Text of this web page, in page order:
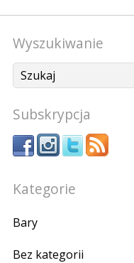
Wyszukiwanie
Subskrypcja
Kategorie
Bary
Bez kategorii